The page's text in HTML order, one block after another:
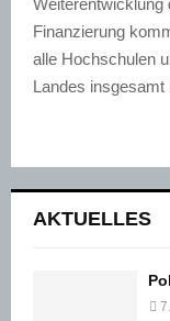
Finanzierung
alle Hochschulen
Landes insgesamt
AKTUELLES